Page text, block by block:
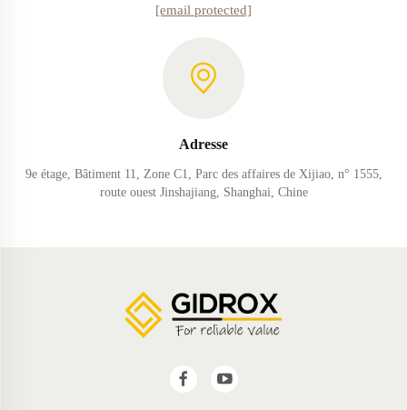
[email protected]
Adresse
9e étage, Bâtiment 11, Zone C1, Parc des affaires de Xijiao, n° 1555,
route ouest Jinshajiang, Shanghai, Chine